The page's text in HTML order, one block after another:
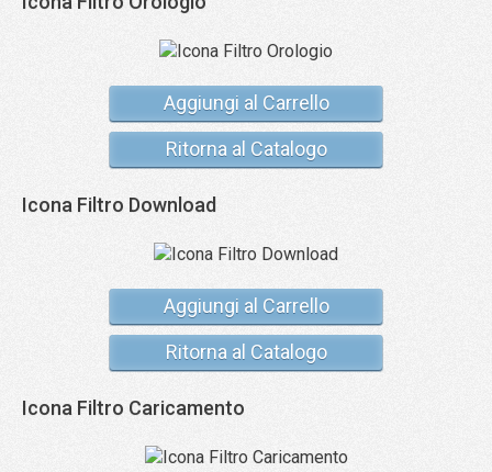
Aggiungi al Carrello
Ritorna al Catalogo
Icona Filtro Download
Aggiungi al Carrello
Ritorna al Catalogo
Icona Filtro Caricamento